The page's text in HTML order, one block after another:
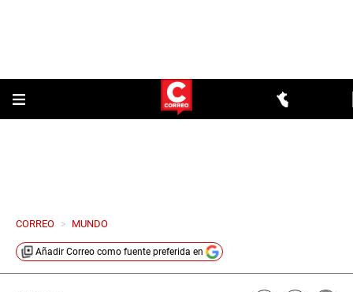
CORREO > MUNDO
Añadir Correo como fuente preferida en